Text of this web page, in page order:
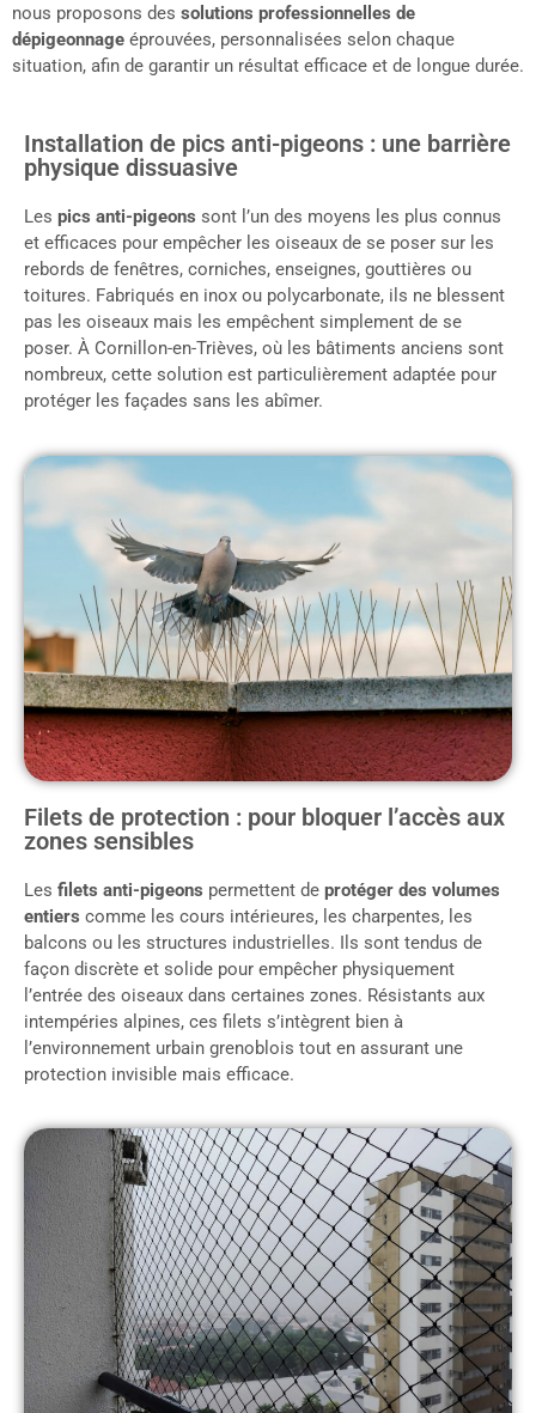
nous proposons des solutions professionnelles de
dépigeonnage éprouvées, personnalisées selon chaque
situation, afin de garantir un résultat efficace et de longue durée.
Installation de pics anti-pigeons : une barrière
physique dissuasive
Les pics anti-pigeons sont l’un des moyens les plus connus
et efficaces pour empêcher les oiseaux de se poser sur les
rebords de fenêtres, corniches, enseignes, gouttières ou
toitures. Fabriqués en inox ou polycarbonate, ils ne blessent
pas les oiseaux mais les empêchent simplement de se
poser. À Cornillon-en-Trièves, où les bâtiments anciens sont
nombreux, cette solution est particulièrement adaptée pour
protéger les façades sans les abîmer.
Filets de protection : pour bloquer l’accès aux
zones sensibles
Les filets anti-pigeons permettent de protéger des volumes
entiers comme les cours intérieures, les charpentes, les
balcons ou les structures industrielles. Ils sont tendus de
façon discrète et solide pour empêcher physiquement
l’entrée des oiseaux dans certaines zones. Résistants aux
intempéries alpines, ces filets s’intègrent bien à
l’environnement urbain grenoblois tout en assurant une
protection invisible mais efficace.